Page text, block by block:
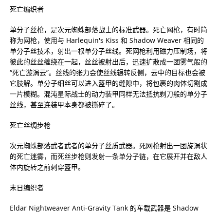
死亡编织者
单分子丝枪，是次元蜘蛛部落战士的标准武器。死亡网枪，有时简
称为网枪，使用与 Harlequin's Kiss 和 Shadow Weaver 相同的
单分子丝技术，射出一根单分子丝线。死网枪利用磁力压制场，将
彼此的丝丝缠绕在一起，丝丝被射出后，迅速扩散成一团雾气般的
“死亡漩涡云”。丝线的张力会使丝线辗转反侧，云中的目标也会被
它肢解。单分子细丝可以进入盔甲的缝隙中，将包裹的肉体切割成
一片模糊。混沌星际战士的动力装甲同样无法抵抗剃刀般的单分子
丝线，甚至连装甲本身都被撕碎了。
死亡丝绸步枪
次元蜘蛛部落武者武者的单分子丝质武器。死网枪射出一团旋涡状
的死亡迷雾，而死丝步枪则发射一条单分子链，在它展开并在敌人
体内旋转之前刺穿盔甲。
末日编织者
Eldar Nightweaver Anti-Gravity Tank 的车载武器是 Shadow